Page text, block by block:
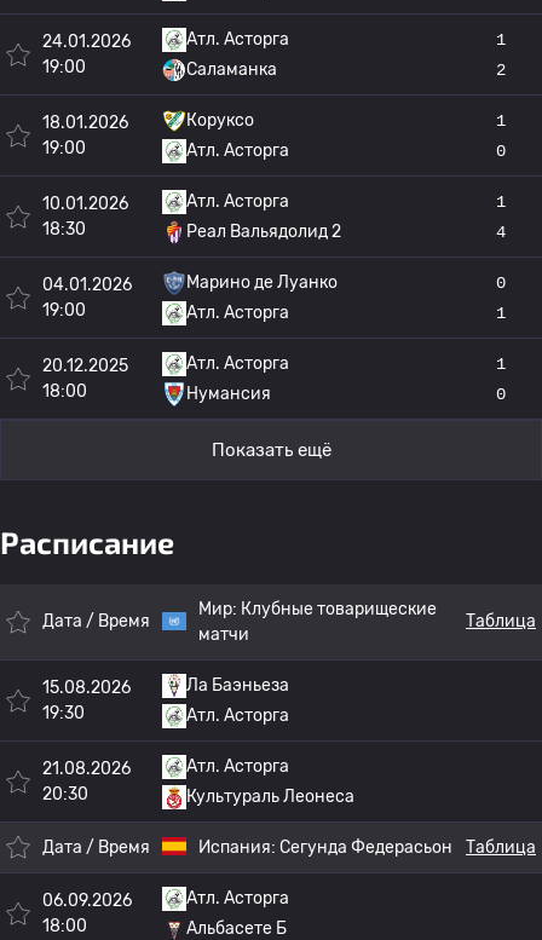
24.01.2026
19:00
Атл. Асторга
Саламанка
1
2
18.01.2026
19:00
Коруксо
Атл. Асторга
1
0
10.01.2026
18:30
Атл. Асторга
Реал Вальядолид 2
1
4
04.01.2026
19:00
Марино де Луанко
Атл. Асторга
0
1
20.12.2025
18:00
Атл. Асторга
Нумансия
1
0
Показать ещё
Расписание
Дата / Время
Мир: Клубные товарищеские
матчи
Таблица
15.08.2026
19:30
Ла Баэньеза
Атл. Асторга
21.08.2026
20:30
Атл. Асторга
Культураль Леонеса
Дата / Время Испания: Сегунда Федерасьон Таблица
06.09.2026
18:00
Атл. Асторга
Альбасете Б